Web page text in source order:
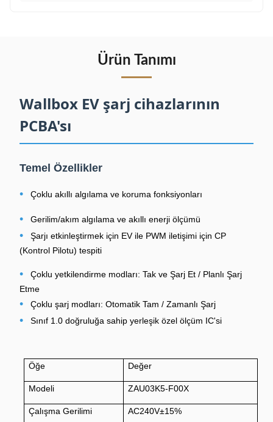
Ürün Tanımı
Wallbox EV şarj cihazlarının
PCBA'sı
Temel Özellikler
• Çoklu akıllı algılama ve koruma fonksiyonları
• Gerilim/akım algılama ve akıllı enerji ölçümü
•
Şarjı etkinleştirmek için EV ile PWM iletişimi için CP
(Kontrol Pilotu) tespiti
•
Çoklu yetkilendirme modları: Tak ve Şarj Et / Planlı Şarj
Etme
• Çoklu şarj modları: Otomatik Tam / Zamanlı Şarj
• Sınıf 1.0 doğruluğa sahip yerleşik özel ölçüm IC'si
Öğe Değer
Modeli ZAU03K5-F00X
Çalışma Gerilimi AC240V±15%